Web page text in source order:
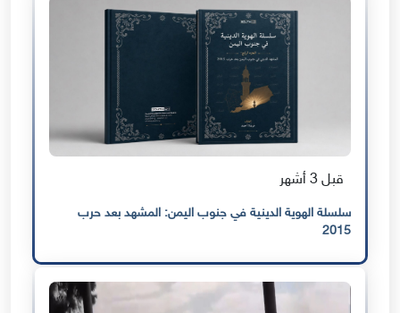
قبل 3 أشهر
سلسلة الهوية الدينية في جنوب اليمن: المشهد بعد حرب
2015